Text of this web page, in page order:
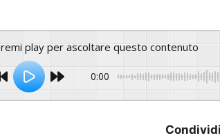
Premi play per ascoltare questo contenuto
0:00